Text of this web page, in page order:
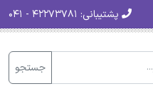
پشتیبانی:
جستجو